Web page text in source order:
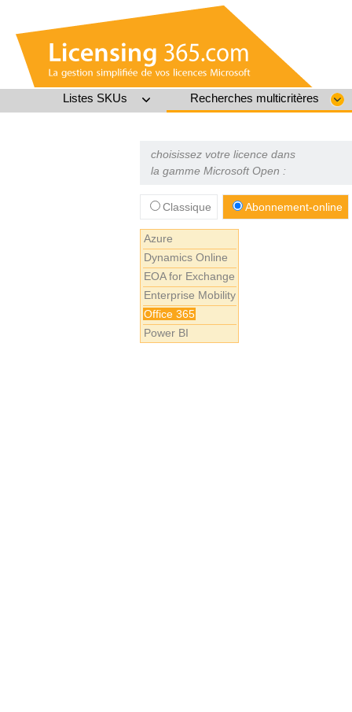
Listes SKUs Recherches multicritères
choisissez votre licence dans
la gamme Microsoft Open :
Classique Abonnement-online
Azure
Dynamics Online
EOA for Exchange
Enterprise Mobility
Office 365
Power BI